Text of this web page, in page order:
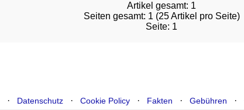
Artikel gesamt: 1
Seiten gesamt: 1 (25 Artikel pro Seite)
Seite: 1
· Datenschutz· Cookie Policy· Fakten · Gebühren ·